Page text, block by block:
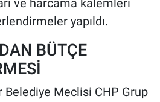
yapıldı.
BÜTÇE
Belediye Meclisi CHP Grup